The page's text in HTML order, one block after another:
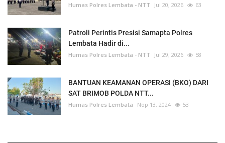
Humas Polres Lembata - NTT Jul 20, 2026 63
Patroli Perintis Presisi Samapta Polres
Lembata Hadir di...
Humas Polres Lembata - NTT Jul 29, 2026 58
BANTUAN KEAMANAN OPERASI (BKO) DARI
SAT BRIMOB POLDA NTT...
Humas Polres Lembata Nop 13, 2024 53